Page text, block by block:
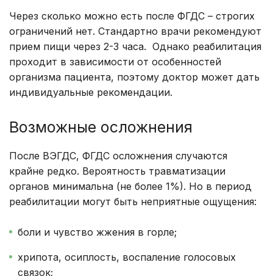
Через сколько можно есть после ФГДС – строгих
ограничений нет. Стандартно врачи рекомендуют
прием пищи через 2-3 часа. Однако реабилитация
проходит в зависимости от особенностей
организма пациента, поэтому доктор может дать
индивидуальные рекомендации.
Возможные осложнения
После ВЭГДС, ФГДС осложнения случаются
крайне редко. Вероятность травматизации
органов минимальна (не более 1%). Но в период
реабилитации могут быть неприятные ощущения:
боли и чувство жжения в горле;
хрипота, осиплость, воспаление голосовых
связок;